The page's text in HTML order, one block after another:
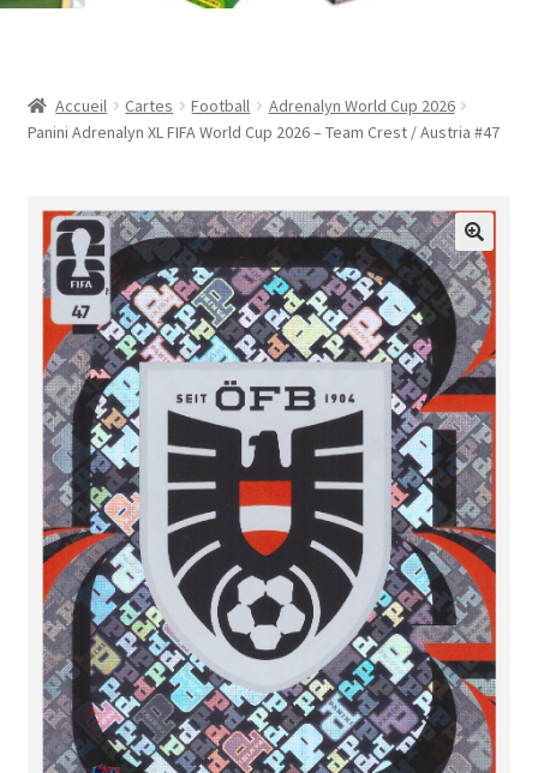
Mon compte
Panier
Validation de la commande
Accueil Cartes Football
Adrenalyn World Cup 2026
Panini Adrenalyn XL FIFA World Cup 2026 – Team Crest / Austria #47